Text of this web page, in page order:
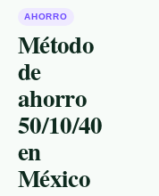
AHORRO
Método
de
ahorro
50/10/40
en
México